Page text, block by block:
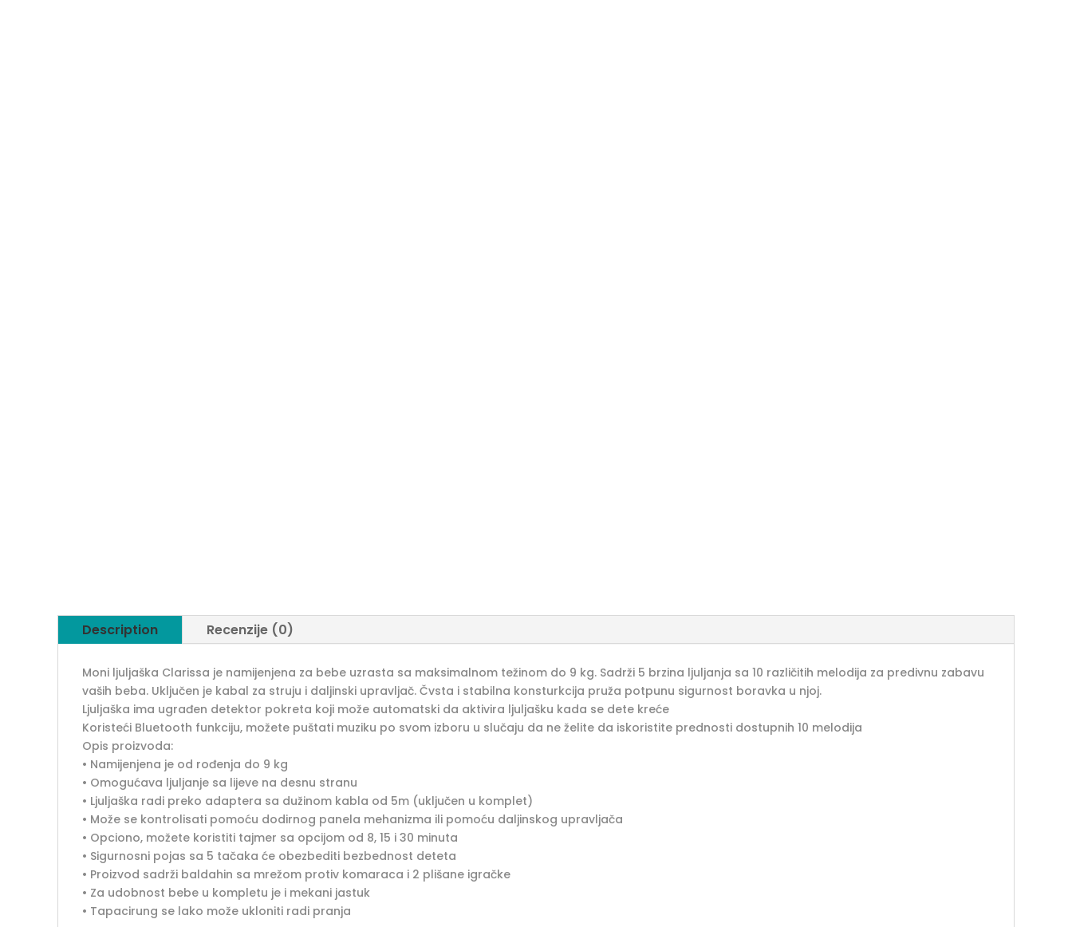
Description Recenzije (0)
Moni ljuljaška Clarissa je namijenjena za bebe uzrasta sa maksimalnom težinom do 9 kg. Sadrži 5 brzina ljuljanja sa 10 različitih melodija za predivnu zabavu
vaših beba. Uključen je kabal za struju i daljinski upravljač. Čvsta i stabilna konsturkcija pruža potpunu sigurnost boravka u njoj.
Ljuljaška ima ugrađen detektor pokreta koji može automatski da aktivira ljuljašku kada se dete kreće
Koristeći Bluetooth funkciju, možete puštati muziku po svom izboru u slučaju da ne želite da iskoristite prednosti dostupnih 10 melodija
Opis proizvoda:
• Namijenjena je od rođenja do 9 kg
• Omogućava ljuljanje sa lijeve na desnu stranu
• Ljuljaška radi preko adaptera sa dužinom kabla od 5m (uključen u komplet)
• Može se kontrolisati pomoću dodirnog panela mehanizma ili pomoću daljinskog upravljača
• Opciono, možete koristiti tajmer sa opcijom od 8, 15 i 30 minuta
• Sigurnosni pojas sa 5 tačaka će obezbediti bezbednost deteta
• Proizvod sadrži baldahin sa mrežom protiv komaraca i 2 plišane igračke
• Za udobnost bebe u kompletu je i mekani jastuk
• Tapacirung se lako može ukloniti radi pranja